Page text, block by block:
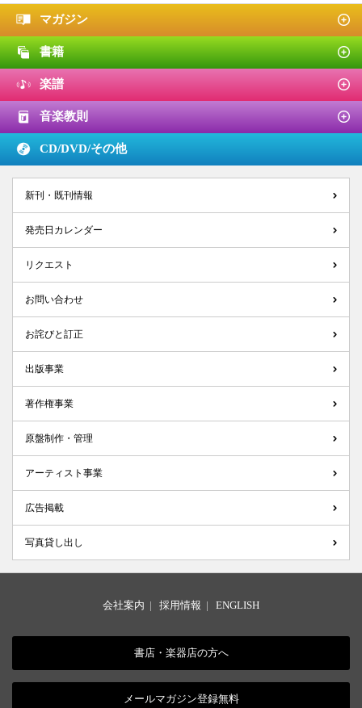
マガジン
書籍
楽譜
音楽教則
CD/DVD/その他
新刊・既刊情報
発売日カレンダー
リクエスト
お問い合わせ
お詫びと訂正
出版事業
著作権事業
原盤制作・管理
アーティスト事業
広告掲載
写真貸し出し
会社案内 | 採用情報 | ENGLISH
書店・楽器店の方へ
メールマガジン登録無料